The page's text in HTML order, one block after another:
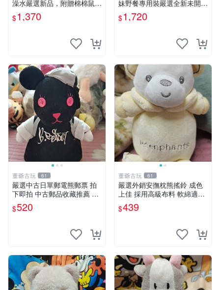
澡水嚴選新品，附贈棉棉鼠媽
媽與嬰兒及配件。-paper盒
裝，輕便設計方便攜帶。 棉
$1,370
妹野餐專用裝嚴選全新未開
封，包含兩組大童款紙盒裝，
適合收藏與分享。 餅乾熊兄
$1,720
董爺古玩 61
嚴選中古日單郵電熊郵票 拍
下即拍 中古郵品收藏推薦 郵
票 郵電熊 日本
$520
董爺古玩 61
嚴選外銷安撫枕熊搖鈴 成色
上佳 採用高級布料 軟綿適合
收藏 安心選購 安撫枕 熊玩具
搖鈴
$439